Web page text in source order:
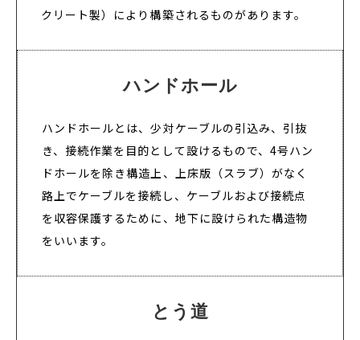
クリート製）により構築されるものがあります。
ハンドホール
ハンドホールとは、少対ケーブルの引込み、引抜
き、接続作業を目的として設けるもので、4号ハン
ドホールを除き構造上、上床版（スラブ）がなく
路上でケーブルを接続し、ケーブルおよび接続点
を収容保護するために、地下に設けられた構造物
をいいます。
とう道